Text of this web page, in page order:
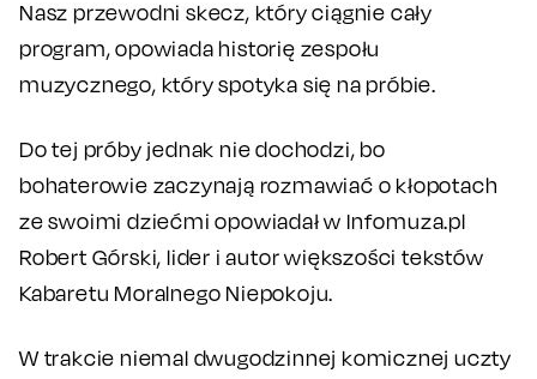
Nasz przewodni skecz, który ciągnie cały
program, opowiada historię zespołu
muzycznego, który spotyka się na próbie.
Do tej próby jednak nie dochodzi, bo
bohaterowie zaczynają rozmawiać o kłopotach
ze swoimi dziećmi opowiadał w Infomuza.pl
Robert Górski, lider i autor większości tekstów
Kabaretu Moralnego Niepokoju.
W trakcie niemal dwugodzinnej komicznej uczty